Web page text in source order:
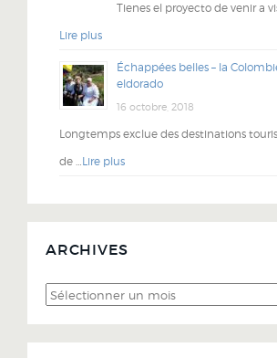
Tienes el proyecto de venir a
Lire plus
Échappées belles – la
eldorado
16 octobre, 2018
Longtemps exclue des destinations
de …Lire plus
ARCHIVES
Archives